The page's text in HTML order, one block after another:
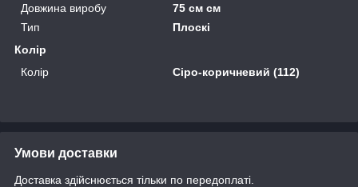
Довжина виробу
75 см см
Тип
Плоскі
Колір
Колір
Сіро-коричневий (112)
Умови доставки
Доставка здійснюється тільки по передоплаті.